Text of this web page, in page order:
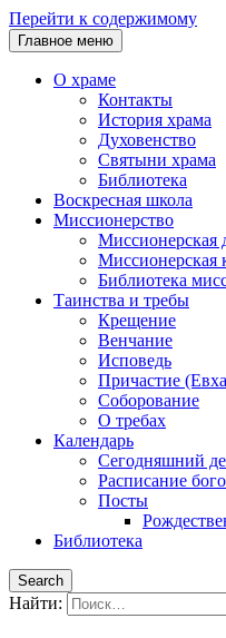
Перейти к содержимому
Главное меню
О храме
Контакты
История храма
Духовенство
Святыни храма
Библиотека
Воскресная школа
Миссионерство
Миссионерская
Миссионерская
Библиотека
Таинства и требы
Крещение
Венчание
Исповедь
Причастие
Соборование
О требах
Календарь
Сегодняшний
Расписание
Посты
Библиотека
Search
Найти: